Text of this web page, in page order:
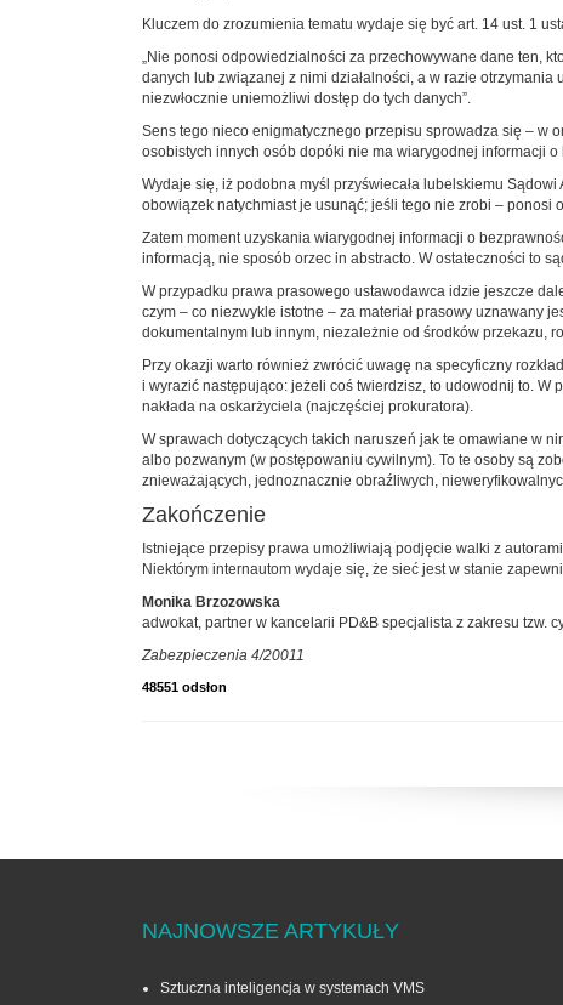
Kluczem do zrozumienia tematu wydaje się być art. 14 ust. 1
„Nie ponosi odpowiedzialności za przechowywane dane ten,
danych lub związanej z nimi działalności, a w razie
niezwłocznie uniemożliwi dostęp do tych danych”.
Sens tego nieco enigmatycznego przepisu sprowadza się – w
osobistych innych osób dopóki nie ma wiarygodnej informacji
Wydaje się, iż podobna myśl przyświecała lubelskiemu
obowiązek natychmiast je usunąć; jeśli tego nie zrobi – ponosi
Zatem moment uzyskania wiarygodnej informacji o
informacją, nie sposób orzec in abstracto. W ostateczności to
W przypadku prawa prasowego ustawodawca idzie jeszcze
czym – co niezwykle istotne – za materiał prasowy uznawany
dokumentalnym lub innym, niezależnie od środków przekazu,
Przy okazji warto również zwrócić uwagę na specyficzny
i wyrazić następująco: jeżeli coś twierdzisz, to udowodnij to.
nakłada na oskarżyciela (najczęściej prokuratora).
W sprawach dotyczących takich naruszeń jak te omawiane w
albo pozwanym (w postępowaniu cywilnym). To te osoby są
znieważających, jednoznacznie obraźliwych,
Zakończenie
Istniejące przepisy prawa umożliwiają podjęcie walki z
Niektórym internautom wydaje się, że sieć jest w stanie
Monika Brzozowska
adwokat, partner w kancelarii PD&B specjalista z zakresu tzw.
Zabezpieczenia 4/20011
48551 odsłon
NAJNOWSZE ARTYKUŁY
Sztuczna inteligencja w systemach VMS